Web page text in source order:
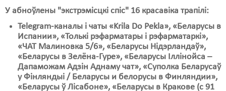
У абноўлены "экстрэмісцкі спіс" 16 красавіка трапілі:
Telegram-каналы і чаты «Krila Do Pekla», «Беларусы в
Испании», «Толькі рэфарматары і рэфарматаркі»,
«ЧАТ Малиновка 5/6», «Беларусы Нідэрландаў»,
«Беларусы в Зелёна-Гуре», «Беларусы Іллінойса –
Дапаможам Адзін Аднаму чат», «Суполка Беларусаў
у Фінляндыі / Беларусы и белорусы в Финляндии»,
«Беларусы ў Лісабоне», «Беларусы в Кракове (с 91